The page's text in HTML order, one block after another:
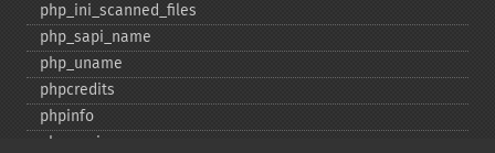
php_​ini_​scanned_​files
php_​sapi_​name
php_​uname
phpcredits
phpinfo
phpversion